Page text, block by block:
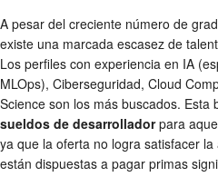
A pesar del creciente número de
existe una marcada escasez de
Los perfiles con experiencia en IA
MLOps), Ciberseguridad, Cloud
Science son los más buscados. Esta
sueldos de desarrolladorpara
ya que la oferta no logra satisfacer
están dispuestas a pagar primas